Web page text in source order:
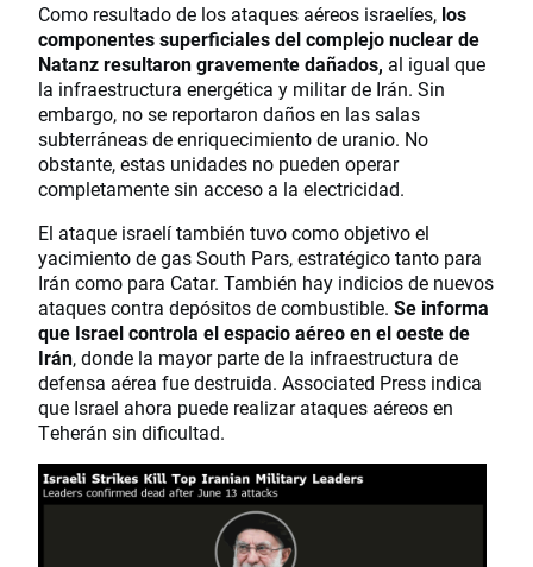
Como resultado de los ataques aéreos israelíes, los
componentes superficiales del complejo nuclear de
Natanz resultaron gravemente dañados, al igual que
la infraestructura energética y militar de Irán. Sin
embargo, no se reportaron daños en las salas
subterráneas de enriquecimiento de uranio. No
obstante, estas unidades no pueden operar
completamente sin acceso a la electricidad.
El ataque israelí también tuvo como objetivo el
yacimiento de gas South Pars, estratégico tanto para
Irán como para Catar. También hay indicios de nuevos
ataques contra depósitos de combustible. Se informa
que Israel controla el espacio aéreo en el oeste de
Irán, donde la mayor parte de la infraestructura de
defensa aérea fue destruida. Associated Press indica
que Israel ahora puede realizar ataques aéreos en
Teherán sin dificultad.